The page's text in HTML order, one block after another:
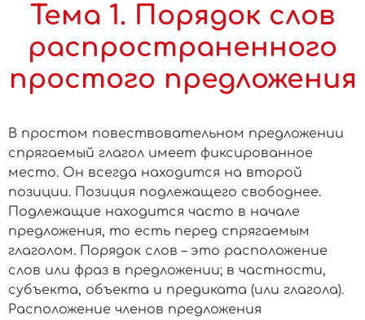
Тема 1. Порядок слов
распространенного
простого предложения
В простом повествовательном предложении
спрягаемый глагол имеет фиксированное
место. Он всегда находится на второй
позиции. Позиция подлежащего свободнее.
Подлежащие находится часто в начале
предложения, то есть перед спрягаемым
глаголом. Порядок слов – это расположение
слов или фраз в предложении; в частности,
субъекта, объекта и предиката (или глагола).
Расположение членов предложения